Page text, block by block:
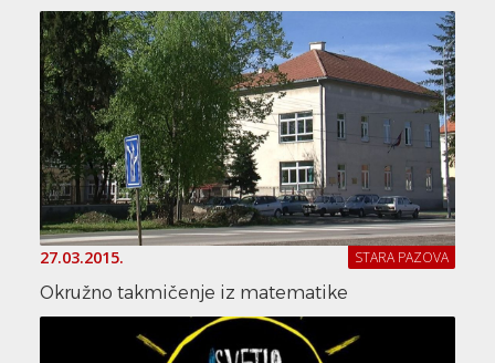
27.03.2015. STARA PAZOVA
Okružno takmičenje iz matematike